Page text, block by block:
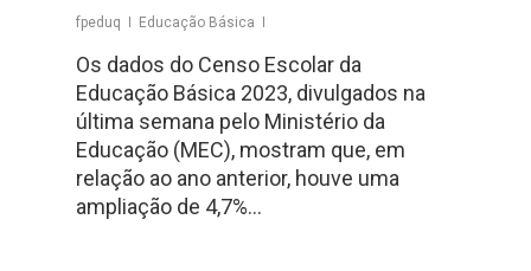
fpeduq Educação Básica
Os dados do Censo Escolar da
Educação Básica 2023, divulgados na
última semana pelo Ministério da
Educação (MEC), mostram que, em
relação ao ano anterior, houve uma
ampliação de 4,7%…